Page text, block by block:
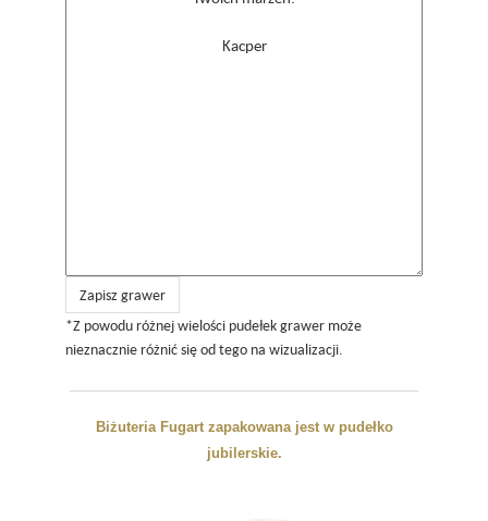
Zapisz grawer
*Z powodu różnej wielości pudełek grawer może
nieznacznie różnić się od tego na wizualizacji.
Biżuteria Fugart zapakowana jest w pudełko
jubilerskie.